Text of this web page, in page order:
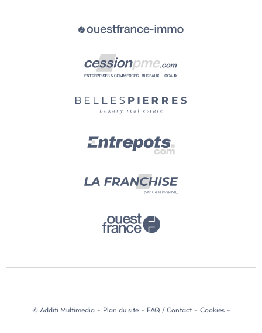
© Additi Multimedia - Plan du site - FAQ / Contact - Cookies -